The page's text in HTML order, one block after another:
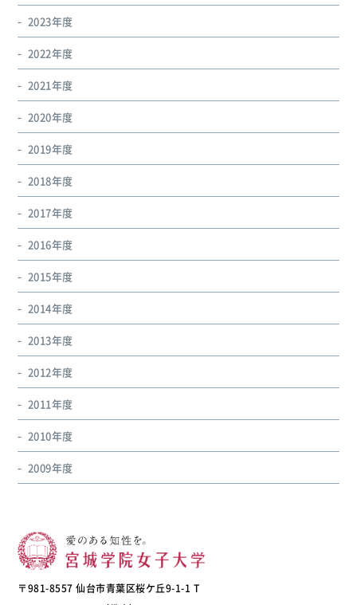
2023年度
2022年度
2021年度
2020年度
2019年度
2018年度
2017年度
2016年度
2015年度
2014年度
2013年度
2012年度
2011年度
2010年度
2009年度
〒981-8557 仙台市青葉区桜ケ丘9-1-1 T